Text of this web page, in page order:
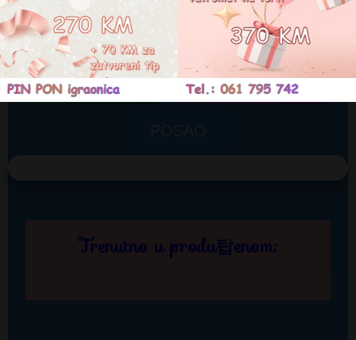
DNEVNE AKTIVNOSTI
ROĐENDANI PIN PON SHOP